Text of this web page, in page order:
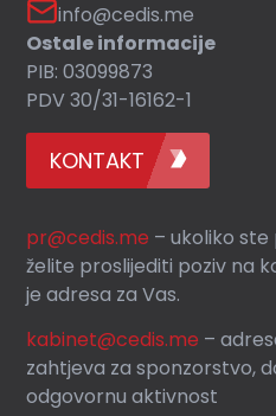
info@cedis.me
Ostale informacije
PIB: 03099873
PDV 30/31-16162-1
KONTAKT
pr@cedis.me – ukoliko
želite proslijediti poziv na
je adresa za Vas.
kabinet@cedis.me –
zahtjeva za sponzorstvo,
odgovornu aktivnost